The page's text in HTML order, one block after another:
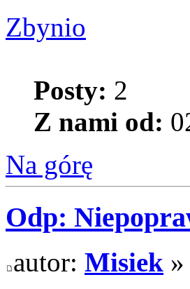
Zbynio
Posty: 2
Z nami od:
Na górę
Odp:
autor: Misiek